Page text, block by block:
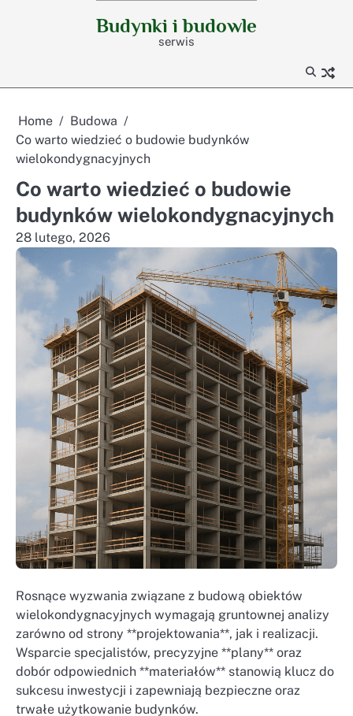
Budynki i budowle
serwis
Home
Budowa
Co warto wiedzieć o budowie budynków
wielokondygnacyjnych
Co warto wiedzieć o budowie
budynków wielokondygnacyjnych
28 lutego, 2026
Rosnące wyzwania związane z budową obiektów
wielokondygnacyjnych wymagają gruntownej analizy
zarówno od strony **projektowania**, jak i realizacji.
Wsparcie specjalistów, precyzyjne **plany** oraz
dobór odpowiednich **materiałów** stanowią klucz do
sukcesu inwestycji i zapewniają bezpieczne oraz
trwałe użytkowanie budynków.